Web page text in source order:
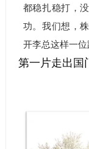
都稳扎稳打，
功。我们想，
开李总这样一
第一片走出国